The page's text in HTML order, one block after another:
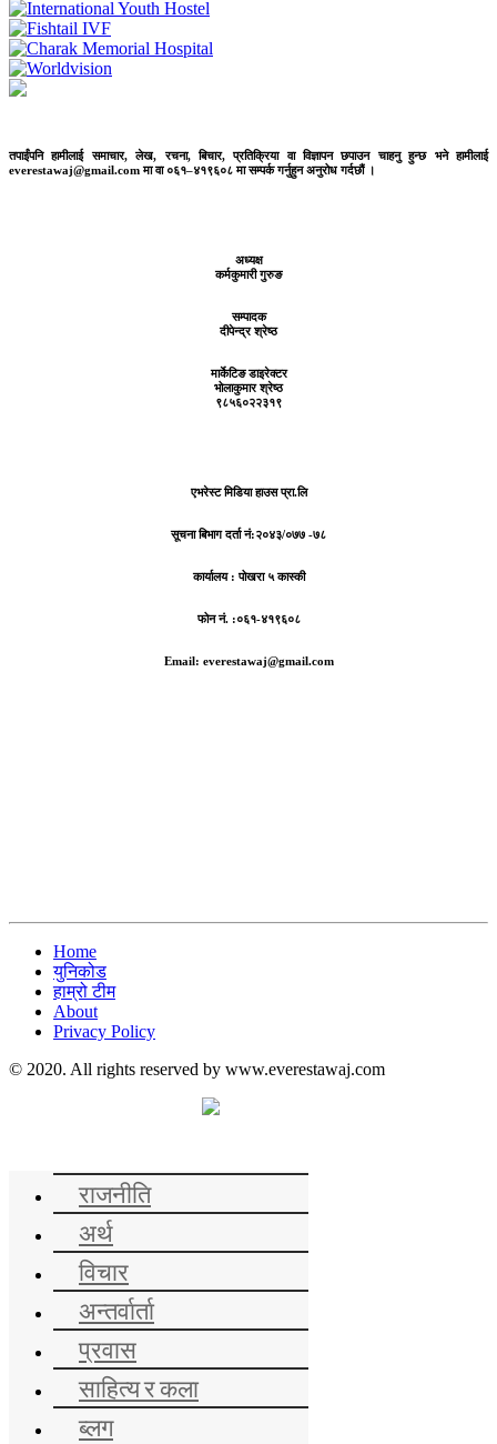
तपाईंपनि हामीलाई समाचार, लेख, रचना, बिचार, प्रतिक्रिया वा विज्ञापन छपाउन चाहनु हुन्छ भने हामीलाई
everestawaj@gmail.com मा वा ०६१–४१९६०८ मा सम्पर्क गर्नुहुन अनुरोध गर्दछौं ।
अध्यक्ष
कर्मकुमारी गुरुङ
सम्पादक
दीपेन्द्र श्रेष्ठ
मार्केटिङ डाइरेक्टर
भोलाकुमार श्रेष्ठ
९८५६०२२३१९
एभरेस्ट मिडिया हाउस प्रा.लि
सूचना बिभाग दर्ता नं:२०४३/०७७ -७८
कार्यालय :पोखरा ५ कास्की
फोन नं. :०६१-४१९६०८
Email: everestawaj@gmail.com
Home
युनिकोड
हाम्रो टीम
About
Privacy Policy
© 2020. All rights reserved by www.everestawaj.com
राजनीति
अर्थ
विचार
अन्तर्वार्ता
प्रवास
साहित्य र कला
ब्लग